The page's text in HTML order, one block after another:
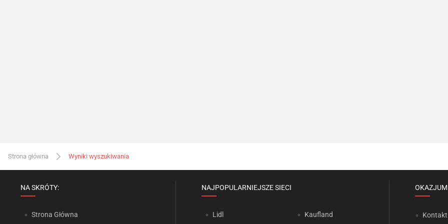
Strona główna Wyniki wyszukiwania
NA SKRÓTY:
Strona Główna
NAJPOPULARNIEJSZE SIECI
Lidl Kaufland Kontakt